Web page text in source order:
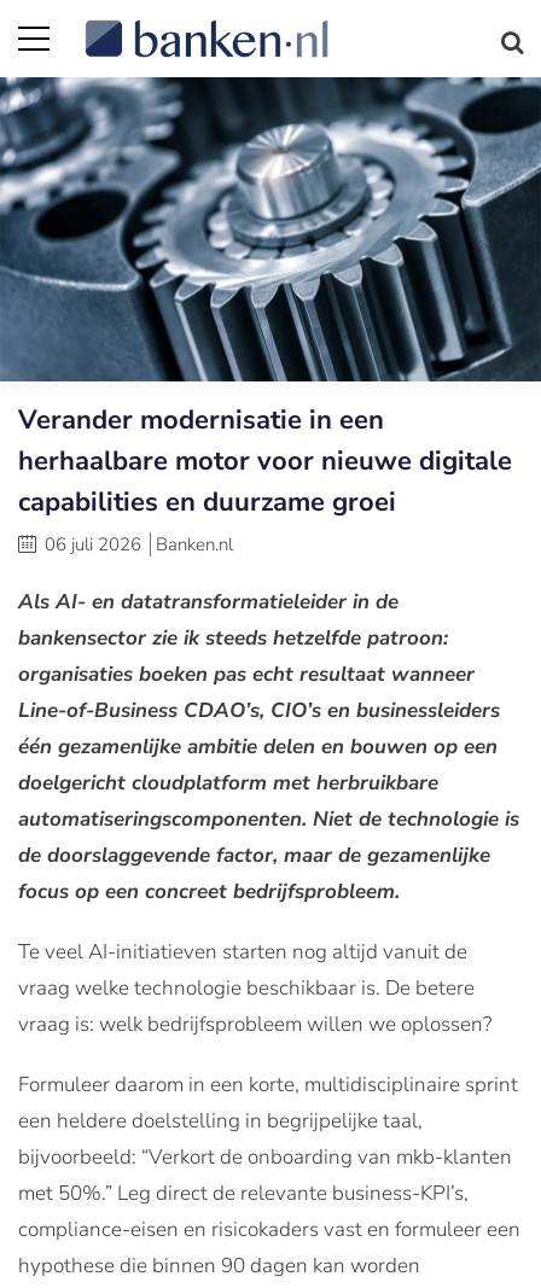
Verander modernisatie in een
herhaalbare motor voor nieuwe digitale
capabilities en duurzame groei
06 juli 2026 Banken.nl
Als AI- en datatransformatieleider in de
bankensector zie ik steeds hetzelfde patroon:
organisaties boeken pas echt resultaat wanneer
Line-of-Business CDAO’s, CIO’s en businessleiders
één gezamenlijke ambitie delen en bouwen op een
doelgericht cloudplatform met herbruikbare
automatiseringscomponenten. Niet de technologie is
de doorslaggevende factor, maar de gezamenlijke
focus op een concreet bedrijfsprobleem.
Te veel AI-initiatieven starten nog altijd vanuit de
vraag welke technologie beschikbaar is. De betere
vraag is: welk bedrijfsprobleem willen we oplossen?
Formuleer daarom in een korte, multidisciplinaire sprint
een heldere doelstelling in begrijpelijke taal,
bijvoorbeeld: “Verkort de onboarding van mkb-klanten
met 50%.” Leg direct de relevante business-KPI’s,
compliance-eisen en risicokaders vast en formuleer een
hypothese die binnen 90 dagen kan worden